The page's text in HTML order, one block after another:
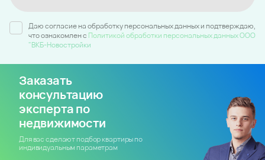
Даю согласие на обработку персональных данных и подтверждаю,
что ознакомлен c Политикой обработки персональных данных ООО
"ВКБ-Новостройки
Заказать
консультацию
эксперта по
недвижимости
Для вас сделают подбор квартиры по
индивидуальным параметрам